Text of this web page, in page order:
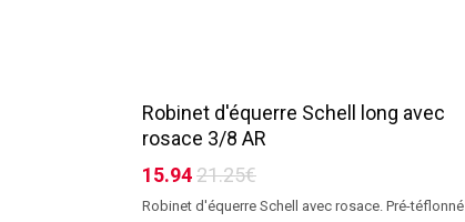
Robinet d'équerre Schell long avec
rosace 3/8 AR
15.9421.25€
Robinet d'équerre Schell avec rosace. Pré-téflonné